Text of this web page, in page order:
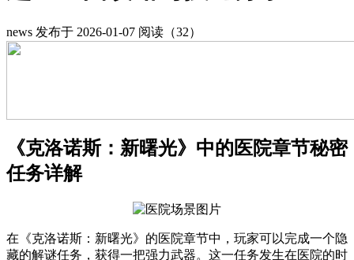
news 发布于 2026-01-07 阅读（32）
《克洛诺斯：新曙光》中的医院章节秘密
任务详解
在《克洛诺斯：新曙光》的医院章节中，玩家可以完成一个隐
藏的解谜任务，获得一把强力武器。这一任务发生在医院的时